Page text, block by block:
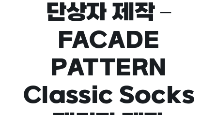
단상자 제작 –
FACADE
PATTERN
Classic Socks